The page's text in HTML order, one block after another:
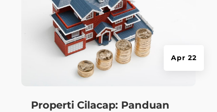
Properti Cilacap: Panduan
Apr 22